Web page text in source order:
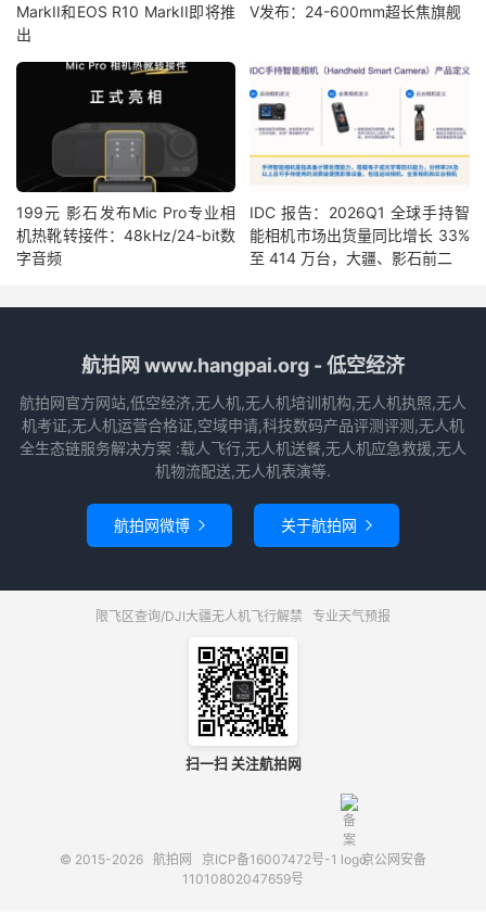
MarkII和EOS R10 MarkII即将推
出
V发布：24-600mm超长焦旗舰
199元 影石发布Mic Pro专业相
机热靴转接件：48kHz/24-bit数
字音频
IDC 报告：2026Q1 全球手持智
能相机市场出货量同比增长 33%
至 414 万台，大疆、影石前二
航拍网 www.hangpai.org - 低空经济
航拍网官方网站,低空经济,无人机,无人机培训机构,无人机执照,无人
机考证,无人机运营合格证,空域申请,科技数码产品评测评测,无人机
全生态链服务解决方案 :载人飞行,无人机送餐,无人机应急救援,无人
机物流配送,无人机表演等.
航拍网微博  关于航拍网 
限飞区查询/DJI大疆无人机飞行解禁 专业天气预报
扫一扫 关注航拍网
© 2015-2026 航拍网 京ICP备16007472号-1
京公网安备
11010802047659号